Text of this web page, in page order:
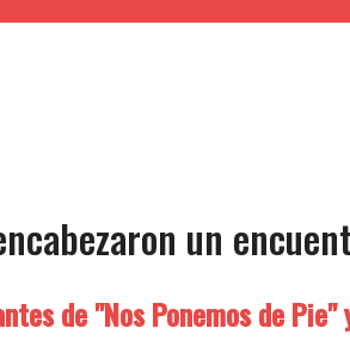
un
de "Nos Ponemos de